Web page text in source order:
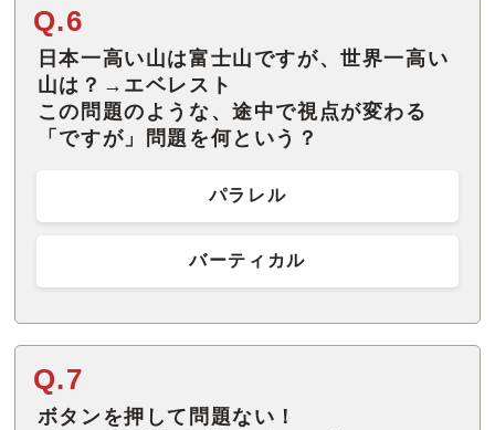
Q.6
日本一高い山は富士山ですが、世界一高い
山は？→エベレスト
この問題のような、途中で視点が変わる
「ですが」問題を何という？
パラレル
バーティカル
Q.7
ボタンを押して問題ない！